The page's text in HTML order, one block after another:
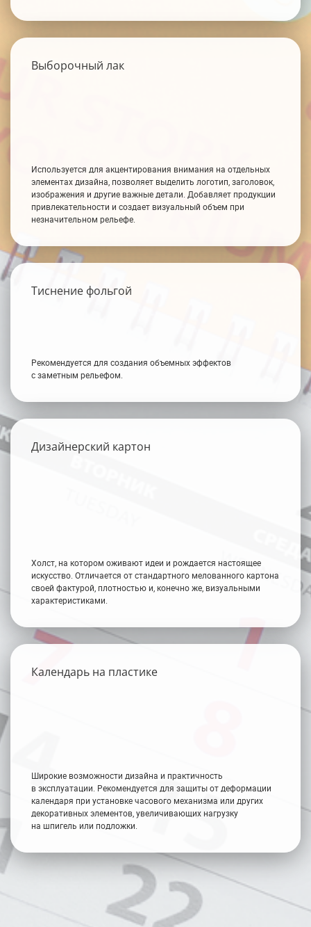
Выборочный лак
Используется для акцентирования внимания на отдельных
элементах дизайна, позволяет выделить логотип, заголовок,
изображения и другие важные детали. Добавляет продукции
привлекательности и создает визуальный объем при
незначительном рельефе.
Тиснение фольгой
Рекомендуется для создания объемных эффектов
с заметным рельефом.
Дизайнерский картон
Холст, на котором оживают идеи и рождается настоящее
искусство. Отличается от стандартного мелованного картона
своей фактурой, плотностью и, конечно же, визуальными
характеристиками.
Календарь на пластике
Широкие возможности дизайна и практичность
в эксплуатации. Рекомендуется для защиты от деформации
календаря при установке часового механизма или других
декоративных элементов, увеличивающих нагрузку
на шпигель или подложки.